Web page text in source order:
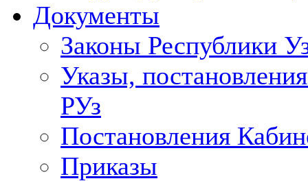
Документы
Законы Республики
Указы,
РУз
Постановления
Приказы